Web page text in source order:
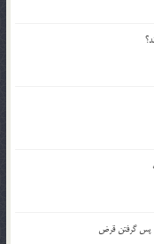
پس گرفتن قرض